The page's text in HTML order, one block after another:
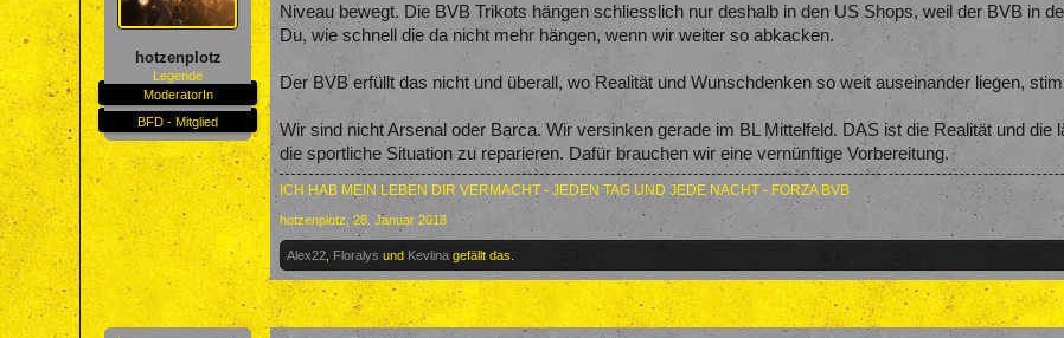
hotzenplotz
Legende
ModeratorIn
BFD - Mitglied
Niveau bewegt. Die BVB Trikots hängen schliesslich nur deshalb in den US Shops, weil der BVB in
Du, wie schnell die da nicht mehr hängen, wenn wir weiter so abkacken.
Der BVB erfüllt das nicht und überall, wo Realität und Wunschdenken so weit auseinander liegen,
Wir sind nicht Arsenal oder Barca. Wir versinken gerade im BL Mittelfeld. DAS ist die Realität und
die sportliche Situation zu reparieren. Dafür brauchen wir eine vernünftige Vorbereitung.
ICH HAB MEIN LEBEN DIR VERMACHT - JEDEN TAG UND JEDE NACHT - FORZA BVB
hotzenplotz 28. Januar 2018
Alex22 Floralys und Kevlina gefällt das.